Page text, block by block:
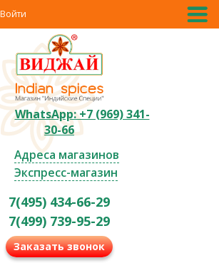
Войти
WhatsApp: +7 (969) 341-
30-66
Адреса магазинов
Экспресс-магазин
7(495) 434-66-29
7(499) 739-95-29
Заказать звонок